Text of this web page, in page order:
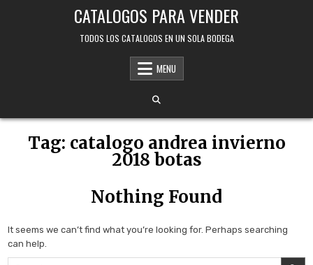
CATALOGOS PARA VENDER
TODOS LOS CATALOGOS EN UN SOLA BODEGA
MENU
Tag: catalogo andrea invierno
2018 botas
Nothing Found
It seems we can’t find what you’re looking for. Perhaps searching
can help.